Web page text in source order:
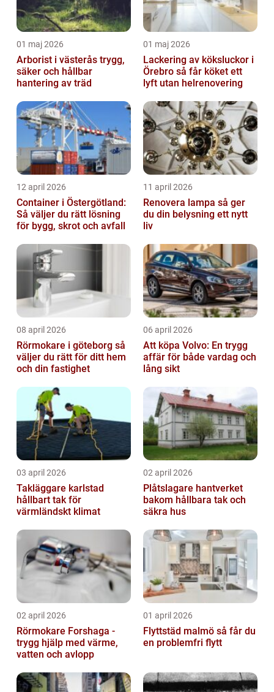
01 maj 2026
Arborist i västerås trygg,
säker och hållbar
hantering av träd
01 maj 2026
Lackering av köksluckor i
Örebro så får köket ett
lyft utan helrenovering
12 april 2026
Container i Östergötland:
Så väljer du rätt lösning
för bygg, skrot och avfall
11 april 2026
Renovera lampa så ger
du din belysning ett nytt
liv
08 april 2026
Rörmokare i göteborg så
väljer du rätt för ditt hem
och din fastighet
06 april 2026
Att köpa Volvo: En trygg
affär för både vardag och
lång sikt
03 april 2026
Takläggare karlstad
hållbart tak för
värmländskt klimat
02 april 2026
Plåtslagare hantverket
bakom hållbara tak och
säkra hus
02 april 2026
Rörmokare Forshaga -
trygg hjälp med värme,
vatten och avlopp
01 april 2026
Flyttstäd malmö så får du
en problemfri flytt